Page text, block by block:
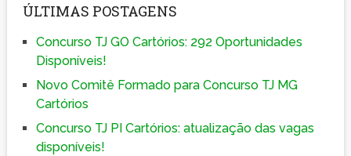
ÚLTIMAS POSTAGENS
Concurso TJ GO Cartórios: 292 Oportunidades
Disponíveis!
Novo Comitê Formado para Concurso TJ MG
Cartórios
Concurso TJ PI Cartórios: atualização das vagas
disponíveis!